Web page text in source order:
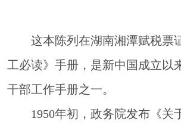
这本陈列在湖南湘潭赋税票
工必读》手册，是新中国成立以
干部工作手册之一。
1950年初，政务院发布《关